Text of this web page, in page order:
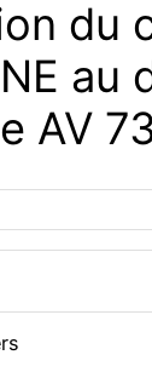
du
au
AV